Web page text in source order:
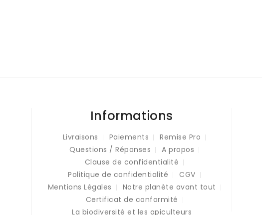
Informations
Livraisons Paiements
Remise Pro
Questions / Réponses
A propos
Clause de confidentialité
Politique de confidentialité
CGV
Mentions Légales
Notre planète avant tout
Certificat de conformité
La biodiversité et les apiculteurs